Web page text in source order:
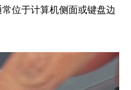
位于计算机侧面或键盘边